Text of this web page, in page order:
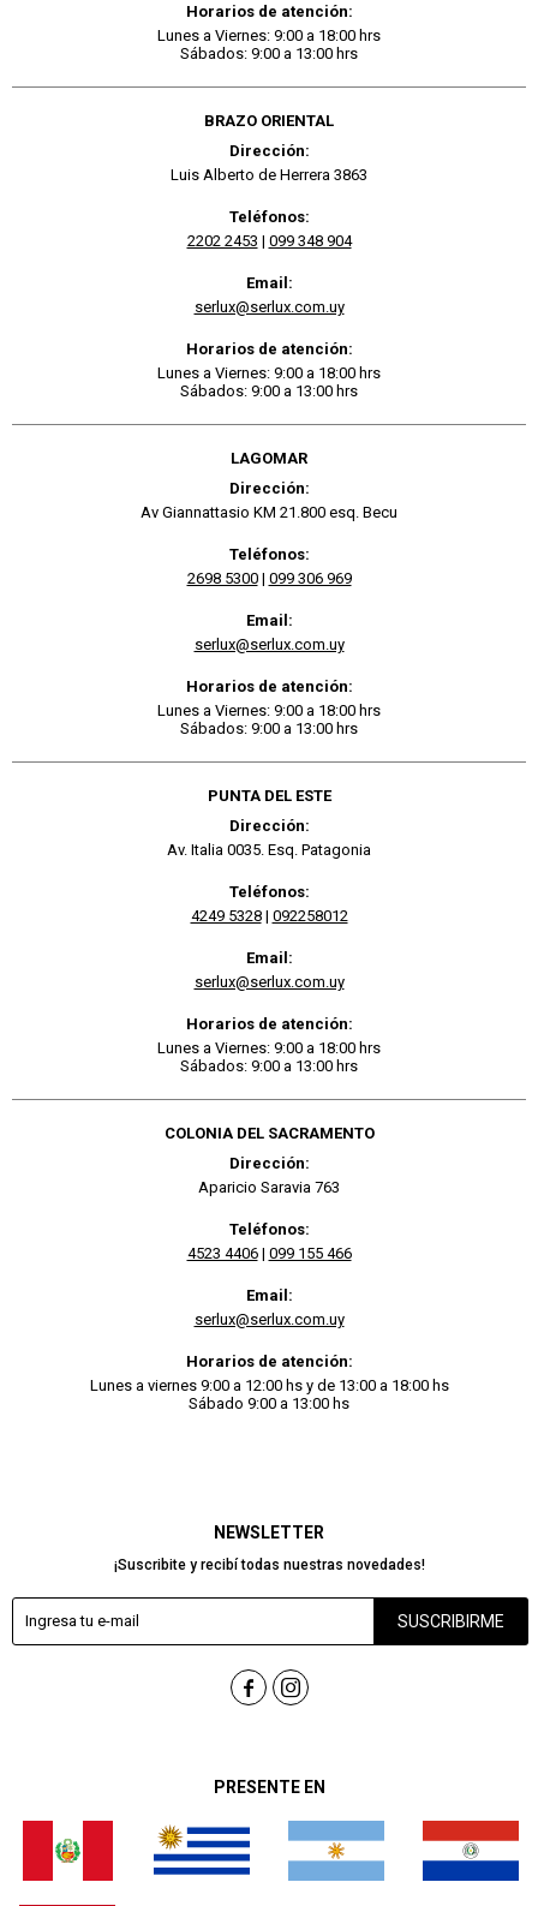
PRESENTE EN
NEWSLETTER
¡Suscribite y recibí todas nuestras novedades!
SUSCRIBIRME
 
Horarios de atención:
Lunes a Viernes: 9:00 a 18:00 hrs
Sábados: 9:00 a 13:00 hrs
BRAZO ORIENTAL
Dirección:
Luis Alberto de Herrera 3863
Teléfonos:
2202 2453 | 099 348 904
Email:
serlux@serlux.com.uy
Horarios de atención:
Lunes a Viernes: 9:00 a 18:00 hrs
Sábados: 9:00 a 13:00 hrs
LAGOMAR
Dirección:
Av Giannattasio KM 21.800 esq. Becu
Teléfonos:
2698 5300| 099 306 969
Email:
serlux@serlux.com.uy
Horarios de atención:
Lunes a Viernes: 9:00 a 18:00 hrs
Sábados: 9:00 a 13:00 hrs
PUNTA DEL ESTE
Dirección:
Av. Italia 0035. Esq. Patagonia
Teléfonos:
4249 5328| 092258012
Email:
serlux@serlux.com.uy
Horarios de atención:
Lunes a Viernes: 9:00 a 18:00 hrs
Sábados: 9:00 a 13:00 hrs
COLONIA DEL SACRAMENTO
Dirección:
Aparicio Saravia 763
Teléfonos:
4523 4406| 099 155 466
Email:
serlux@serlux.com.uy
Horarios de atención:
Lunes a viernes 9:00 a 12:00 hs y de 13:00 a 18:00 hs
Sábado 9:00 a 13:00 hs